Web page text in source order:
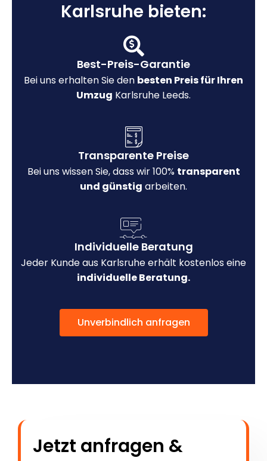
Karlsruhe bieten:
Best-Preis-Garantie
Bei uns erhalten Sie den besten Preis für Ihren
Umzug Karlsruhe Leeds.
Transparente Preise
Bei uns wissen Sie, dass wir 100% transparent
und günstig arbeiten.
Individuelle Beratung
Jeder Kunde aus Karlsruhe erhält kostenlos eine
individuelle Beratung.
Unverbindlich anfragen
Jetzt anfragen &